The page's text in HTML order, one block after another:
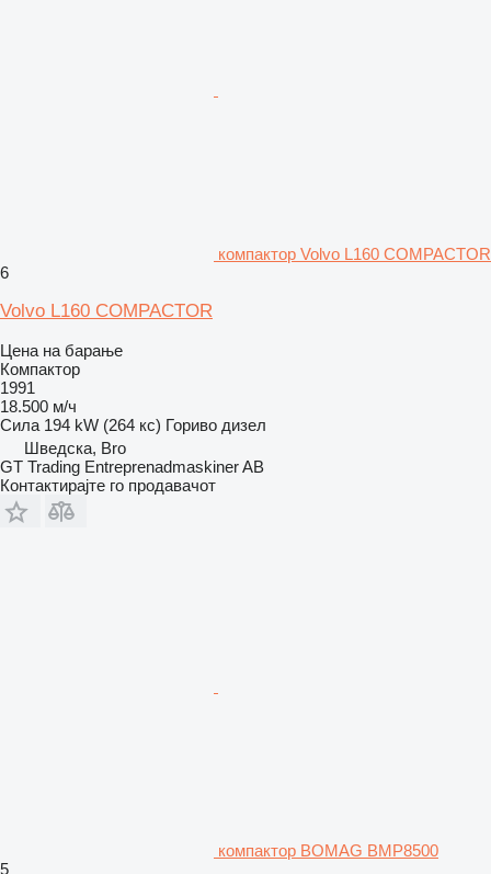
компактор Volvo L160 COMPACTOR
6
Volvo L160 COMPACTOR
Цена на барање
Компактор
1991
18.500 м/ч
Сила 194 kW (264 кс) Гориво дизел
Шведска, Bro
GT Trading Entreprenadmaskiner AB
Контактирајте го продавачот
компактор BOMAG BMP8500
5